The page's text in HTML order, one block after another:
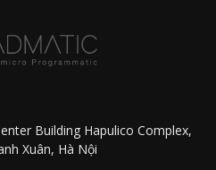
Building Hapulico Complex,
Xuân, Hà Nội